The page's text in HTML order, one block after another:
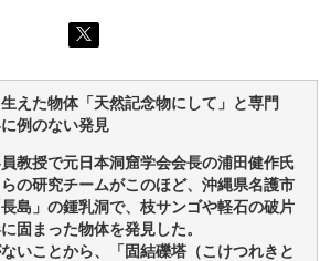
えた物体「天然記念物にして」と専門
例のない発見
教授で元日本洞窟学会会長の浦田健作氏
らの研究チームがこのほど、沖縄県名護市
島」の鍾乳洞で、枝サンゴや軽石の破片
固まった物体を発見した。
いことから、「固結礫塔（こけつれきと